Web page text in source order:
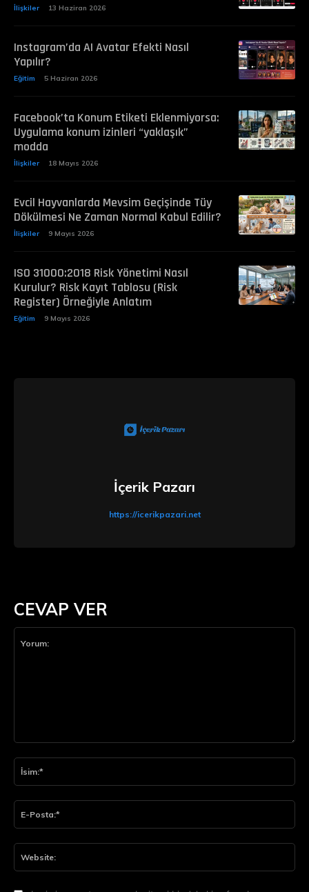
İlişkiler 13 Haziran 2026
Instagram’da AI Avatar Efekti Nasıl
Yapılır?
Eğitim 5 Haziran 2026
Facebook’ta Konum Etiketi Eklenmiyorsa:
Uygulama konum izinleri “yaklaşık”
modda
İlişkiler 18 Mayıs 2026
Evcil Hayvanlarda Mevsim Geçişinde Tüy
Dökülmesi Ne Zaman Normal Kabul Edilir?
İlişkiler 9 Mayıs 2026
ISO 31000:2018 Risk Yönetimi Nasıl
Kurulur? Risk Kayıt Tablosu (Risk
Register) Örneğiyle Anlatım
Eğitim 9 Mayıs 2026
CEVAP VER
İçerik Pazarı
https://icerikpazari.net